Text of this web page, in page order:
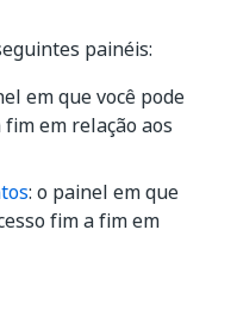
painéis:
em que você pode
em relação aos
: o painel em que
fim a fim em